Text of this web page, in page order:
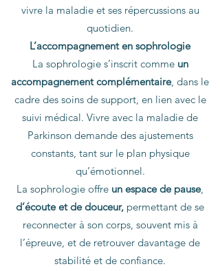
vivre la maladie et ses répercussions au
quotidien.
L’accompagnement en sophrologie
La sophrologie s’inscrit comme un
accompagnement complémentaire, dans le
cadre des soins de support, en lien avec le
suivi médical. Vivre avec la maladie de
Parkinson demande des ajustements
constants, tant sur le plan physique
qu’émotionnel.
La sophrologie offre un espace de pause,
d’écoute et de douceur, permettant de se
reconnecter à son corps, souvent mis à
l’épreuve, et de retrouver davantage de
stabilité et de confiance.